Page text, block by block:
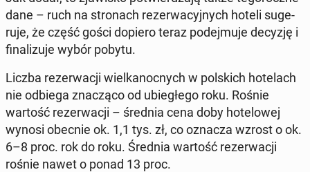
dane – ruch na stro­nach re­zer­wa­cyj­nych hoteli su­ge­
ru­je, że część gości dopiero teraz po­dej­mu­je decyzję i
fi­na­li­zu­je wybór pobytu.
Liczba re­zer­wa­cji wiel­ka­noc­nych w pol­skich ho­te­lach
nie odbiega zna­czą­co od ubie­głe­go roku. Rośnie
wartość re­zer­wa­cji – średnia cena doby ho­te­lo­wej
wynosi obecnie ok. 1,1 tys. zł, co oznacza wzrost o ok.
6–8 proc. rok do roku. Średnia wartość re­zer­wa­cji
rośnie nawet o ponad 13 proc.